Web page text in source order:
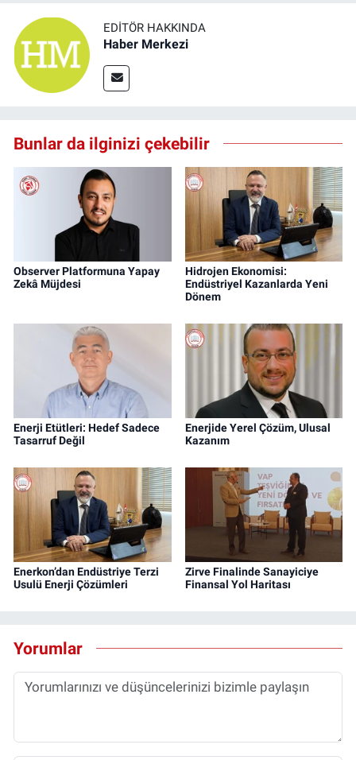
EDITÖR HAKKINDA
Haber Merkezi
Bunlar da ilginizi çekebilir
Observer Platformuna Yapay
Zekâ Müjdesi
Hidrojen Ekonomisi:
Endüstriyel Kazanlarda Yeni
Dönem
Enerji Etütleri: Hedef Sadece
Tasarruf Değil
Enerjide Yerel Çözüm, Ulusal
Kazanım
Enerkon’dan Endüstriye Terzi
Usulü Enerji Çözümleri
Zirve Finalinde Sanayiciye
Finansal Yol Haritası
Yorumlar